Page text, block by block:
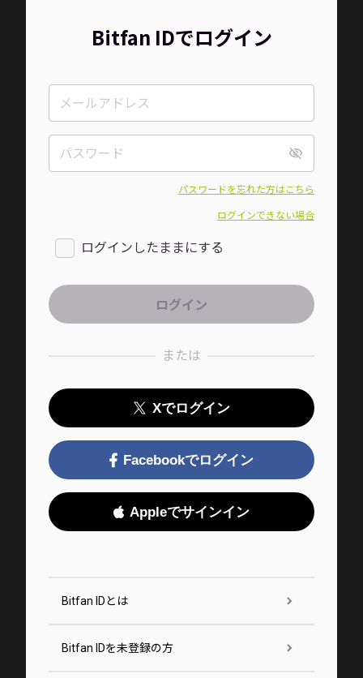
Bitfan IDでログイン
パスワードを忘れた方はこちら
ログインできない場合
ログインしたままにする
または
Xでログイン
Facebookでログイン
Appleでサインイン
Bitfan IDとは
Bitfan IDを未登録の方